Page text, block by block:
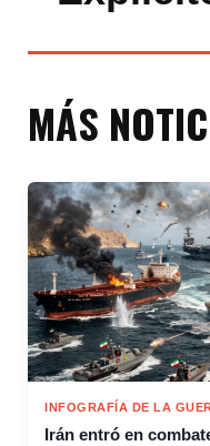
MÁS
INFOGRAFÍA DE LA
Irán entró en